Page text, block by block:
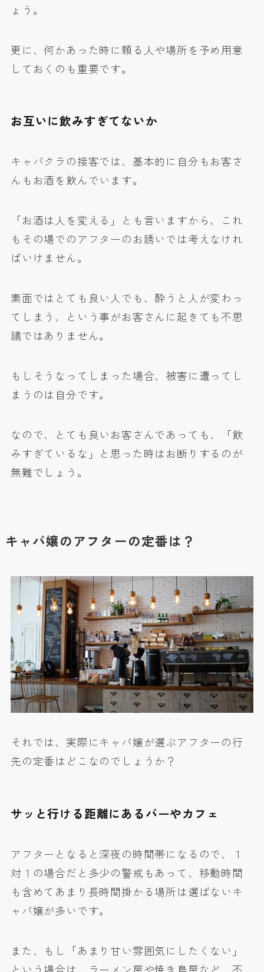
ょう。
更に、何かあった時に頼る人や場所を予め用意
しておくのも重要です。
お互いに飲みすぎてないか
キャバクラの接客では、基本的に自分もお客さ
んもお酒を飲んでいます。
「お酒は人を変える」とも言いますから、これ
もその場でのアフターのお誘いでは考えなけれ
ばいけません。
素面ではとても良い人でも、酔うと人が変わっ
てしまう、という事がお客さんに起きても不思
議ではありません。
もしそうなってしまった場合、被害に遭ってし
まうのは自分です。
なので、とても良いお客さんであっても、「飲
みすぎているな」と思った時はお断りするのが
無難でしょう。
キャバ嬢のアフターの定番は？
それでは、実際にキャバ嬢が選ぶアフターの行
先の定番はどこなのでしょうか？
サッと行ける距離にあるバーやカフェ
アフターとなると深夜の時間帯になるので、１
対１の場合だと多少の警戒もあって、移動時間
も含めてあまり長時間掛かる場所は選ばないキ
ャバ嬢が多いです。
また、もし「あまり甘い雰囲気にしたくない」